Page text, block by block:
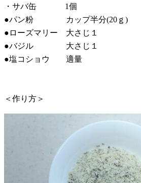
・サバ缶 1個
●パン粉 カップ半分(20ｇ)
●ローズマリー 大さじ１
●バジル 大さじ１
●塩コショウ 適量
＜作り方＞